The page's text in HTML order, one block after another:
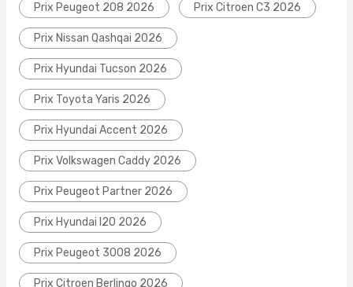
Prix Peugeot 208 2026 Prix Citroen C3 2026
Prix Nissan Qashqai 2026
Prix Hyundai Tucson 2026
Prix Toyota Yaris 2026
Prix Hyundai Accent 2026
Prix Volkswagen Caddy 2026
Prix Peugeot Partner 2026
Prix Hyundai I20 2026
Prix Peugeot 3008 2026
Prix Citroen Berlingo 2026